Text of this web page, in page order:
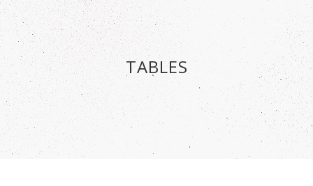
TABLES